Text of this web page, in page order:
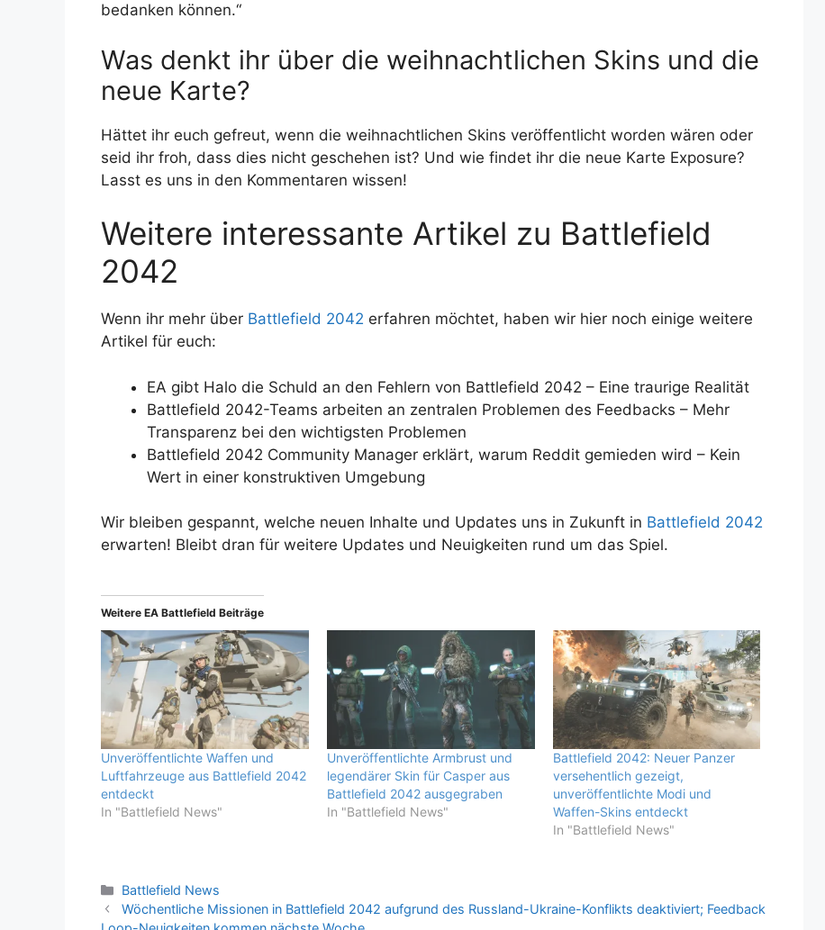
bedanken können.“
Was denkt ihr über die weihnachtlichen Skins und die
neue Karte?
Hättet ihr euch gefreut, wenn die weihnachtlichen Skins veröffentlicht worden wären oder
seid ihr froh, dass dies nicht geschehen ist? Und wie findet ihr die neue Karte Exposure?
Lasst es uns in den Kommentaren wissen!
Weitere interessante Artikel zu Battlefield
2042
Wenn ihr mehr über Battlefield 2042 erfahren möchtet, haben wir hier noch einige weitere
Artikel für euch:
EA gibt Halo die Schuld an den Fehlern von Battlefield 2042 – Eine traurige Realität
Battlefield 2042-Teams arbeiten an zentralen Problemen des Feedbacks – Mehr
Transparenz bei den wichtigsten Problemen
Battlefield 2042 Community Manager erklärt, warum Reddit gemieden wird – Kein
Wert in einer konstruktiven Umgebung
Wir bleiben gespannt, welche neuen Inhalte und Updates uns in Zukunft in Battlefield 2042
erwarten! Bleibt dran für weitere Updates und Neuigkeiten rund um das Spiel.
Weitere EA Battlefield Beiträge
Unveröffentlichte Waffen und
Luftfahrzeuge aus Battlefield 2042
entdeckt
In "Battlefield News"
Unveröffentlichte Armbrust und
legendärer Skin für Casper aus
Battlefield 2042 ausgegraben
In "Battlefield News"
Battlefield 2042: Neuer Panzer
versehentlich gezeigt,
unveröffentlichte Modi und
Waffen-Skins entdeckt
In "Battlefield News"
Kategorien
Battlefield News
Wöchentliche Missionen in Battlefield 2042 aufgrund des Russland-Ukraine-Konflikts deaktiviert; Feedback